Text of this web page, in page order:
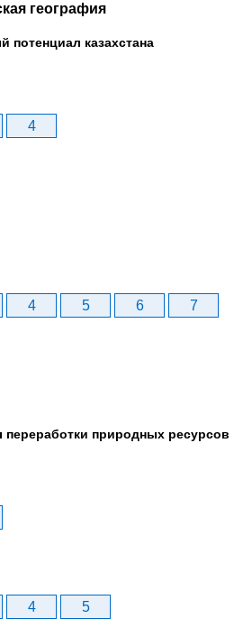
география
потенциал казахстана
4
4 5 6 7
переработки природных ресурсов
4 5